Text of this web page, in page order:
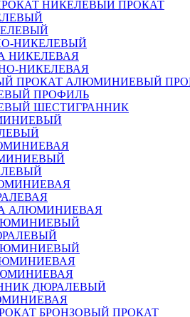
НИКЕЛЕВЫЙ ПРОКАТ
НИКЕЛЕВЫЙ
НИКЕЛЕВАЯ
НИКЕЛЕВАЯ
АЛЮМИНИЕВЫЙ
ПРОФИЛЬ
ШЕСТИГРАННИК
АЛЮМИНИЕВАЯ
ДЮРАЛЕВЫЙ
БРОНЗОВЫЙ ПРОКАТ